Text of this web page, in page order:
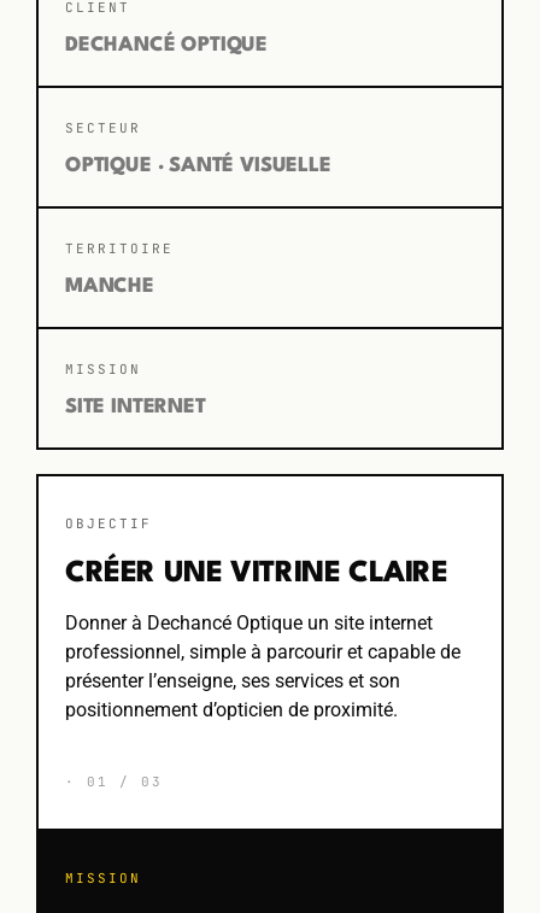
CLIENT
DECHANCÉ OPTIQUE
SECTEUR
OPTIQUE · SANTÉ VISUELLE
TERRITOIRE
MANCHE
MISSION
SITE INTERNET
OBJECTIF
CRÉER UNE VITRINE CLAIRE
Donner à Dechancé Optique un site internet
professionnel, simple à parcourir et capable de
présenter l’enseigne, ses services et son
positionnement d’opticien de proximité.
· 01 / 03
MISSION